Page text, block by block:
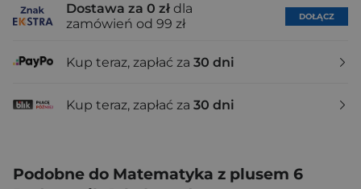
Dostawa za 0 zł dla
zamówień od 99 zł
DOŁĄCZ
Kup teraz, zapłać za 30 dni
Kup teraz, zapłać za 30 dni
Podobne do Matematyka z plusem 6